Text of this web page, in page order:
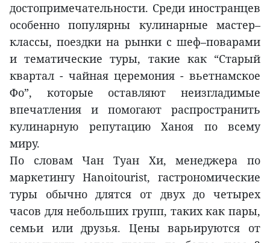
достопримечательности. Среди иностранцев
особенно популярны кулинарные мастер–
классы, поездки на рынки с шеф–поварами
и тематические туры, такие как “Старый
квартал - чайная церемония - вьетнамское
Фо”, которые оставляют неизгладимые
впечатления и помогают распространить
кулинарную репутацию Ханоя по всему
миру.
По словам Чан Туан Хи, менеджера по
маркетингу Hanoitourist, гастрономические
туры обычно длятся от двух до четырех
часов для небольших групп, таких как пары,
семьи или друзья. Цены варьируются от